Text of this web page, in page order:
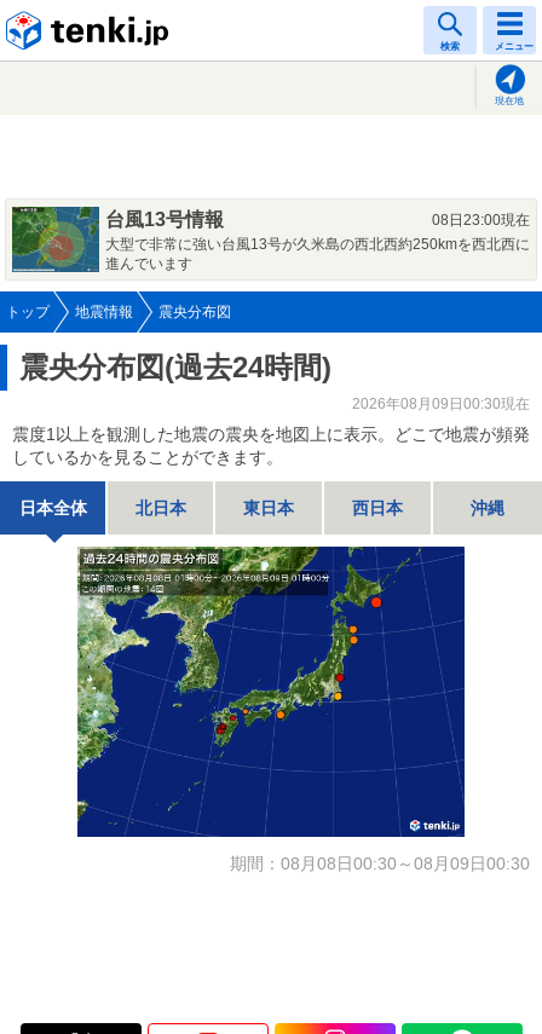
検索 メニュー
現在地
台風13号情報
08日23:00現在
大型で非常に強い台風13号が久米島の西北西約250kmを西北西に
進んでいます
トップ 地震情報 震央分布図
震央分布図(過去24時間)
2026年08月09日00:30現在
震度1以上を観測した地震の震央を地図上に表示。どこで地震が頻発
しているかを見ることができます。
日本全体 北日本 東日本 西日本 沖縄
期間：08月08日00:30～08月09日00:30